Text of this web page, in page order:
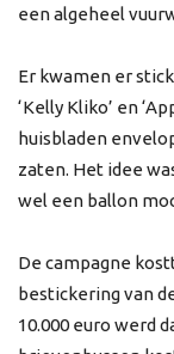
een algeheel
Er kwamen er
‘Kelly Kliko’ en
huisbladen
zaten. Het idee
wel een ballon
De campagne
bestickering van
10.000 euro werd